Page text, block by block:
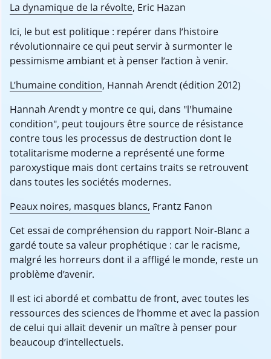
La dynamique de la révolte, Eric Hazan
Ici, le but est politique : repérer dans l’histoire
révolutionnaire ce qui peut servir à surmonter le
pessimisme ambiant et à penser l’action à venir.
L’humaine condition, Hannah Arendt (édition 2012)
Hannah Arendt y montre ce qui, dans "l'humaine
condition", peut toujours être source de résistance
contre tous les processus de destruction dont le
totalitarisme moderne a représenté une forme
paroxystique mais dont certains traits se retrouvent
dans toutes les sociétés modernes.
Peaux noires, masques blancs, Frantz Fanon
Cet essai de compréhension du rapport Noir-Blanc a
gardé toute sa valeur prophétique : car le racisme,
malgré les horreurs dont il a affligé le monde, reste un
problème d’avenir.
Il est ici abordé et combattu de front, avec toutes les
ressources des sciences de l’homme et avec la passion
de celui qui allait devenir un maître à penser pour
beaucoup d’intellectuels.